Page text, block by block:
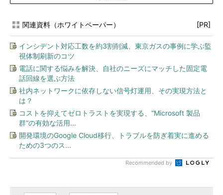
関連資料（ホワイトペーパー） [PR]
インシデント対応工数を約3割削減、東京ガスの事例に学ぶ監
視体制刷新のコツ
電話に関する悩みを解決、自社のニーズにマッチした固定電
話回線を選ぶ方法
社内ネットワークに依存しない信号灯運用、その実現方法と
は？
コストを抑えてゼロトラストを実現する、“Microsoft 製品
群”の有効な活用...
開発環境のGoogle Cloud移行、トラブルを防ぎ着実に進める
ための3つのス...
Recommended by